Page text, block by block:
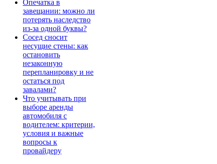
Опечатка в
завещании: можно ли
потерять наследство
из-за одной буквы?
Сосед сносит
несущие стены: как
остановить
незаконную
перепланировку и не
остаться под
завалами?
Что учитывать при
выборе аренды
автомобиля с
водителем: критерии,
условия и важные
вопросы к
провайдеру